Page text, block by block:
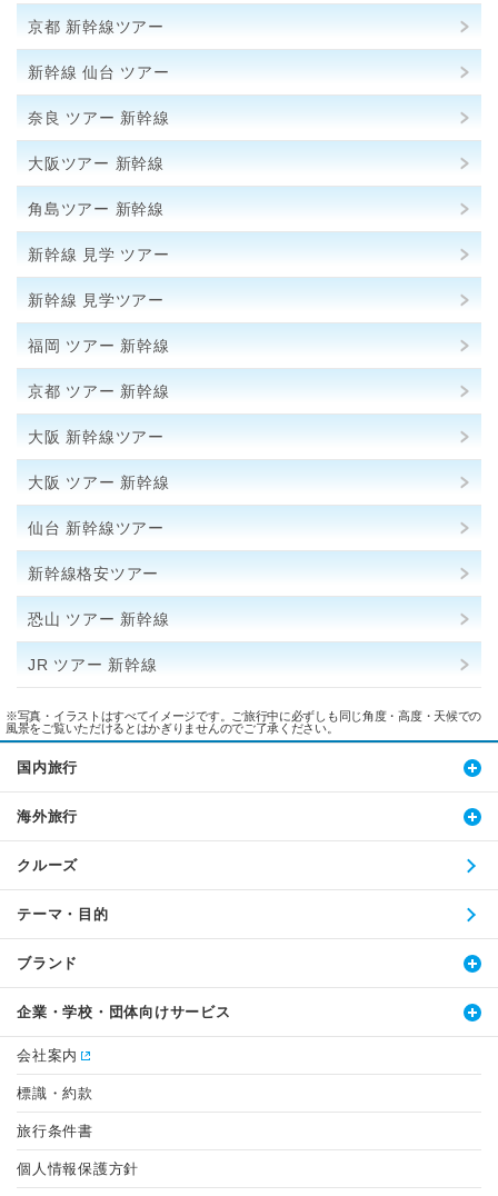
京都 新幹線ツアー
新幹線 仙台 ツアー
奈良 ツアー 新幹線
大阪ツアー 新幹線
角島ツアー 新幹線
新幹線 見学 ツアー
新幹線 見学ツアー
福岡 ツアー 新幹線
京都 ツアー 新幹線
大阪 新幹線ツアー
大阪 ツアー 新幹線
仙台 新幹線ツアー
新幹線格安ツアー
恐山 ツアー 新幹線
JR ツアー 新幹線
※写真・イラストはすべてイメージです。ご旅行中に必ずしも同じ角度・高度・天候での
風景をご覧いただけるとはかぎりませんのでご了承ください。
国内旅行
海外旅行
クルーズ
テーマ・目的
ブランド
企業・学校・団体向けサービス
会社案内
標識・約款
旅行条件書
個人情報保護方針